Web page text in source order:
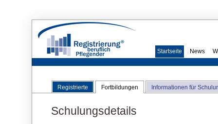
Startseite News
Registrierte Fortbildungen Informationen für
Schulungsdetails